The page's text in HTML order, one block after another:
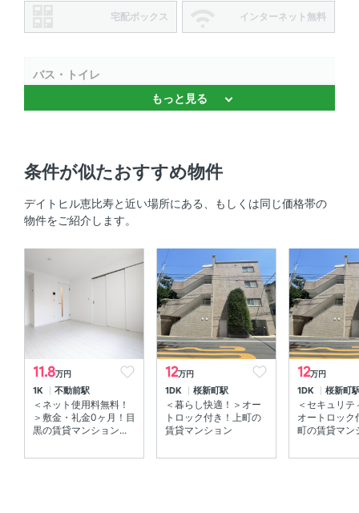
宅配ボックス インターネット無料
バス・トイレ
バストイレ別
エアコン
部屋の特徴
もっと見る
条件が似たおすすめ物件
デイトヒル恵比寿と近い場所にある、もしくは同じ価格帯の
物件をご紹介します。
11.8万円
1K 不動前駅
＜ネット使用料無料！
＞敷金・礼金0ヶ月！目
黒の賃貸マンション...
12万円
1DK 桜新町駅
＜暮らし快適！＞オー
トロック付き！上町の
賃貸マンション
12万円
1DK 桜新町
＜セキュリテ
オートロック
町の賃貸マン